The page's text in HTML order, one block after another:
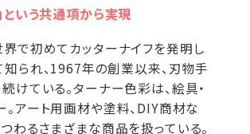
という共通項から実現
界で初めてカッターナイフを発明し
知られ、1967年の創業以来、刃物手
けている。ターナー色彩は、絵具・
アート用画材や塗料、DIY商材な
わるさまざまな商品を扱っている。